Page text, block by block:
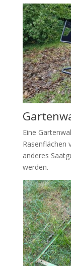
Eine
Rasenflächen
anderes
werden.